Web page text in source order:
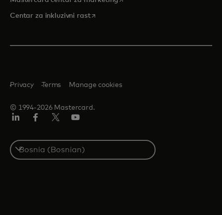
Centar za inkluzivni rastopens in a new tab
© 1994-2026 Mastercard.
Privacy Terms Manage cookies
Select
a
country